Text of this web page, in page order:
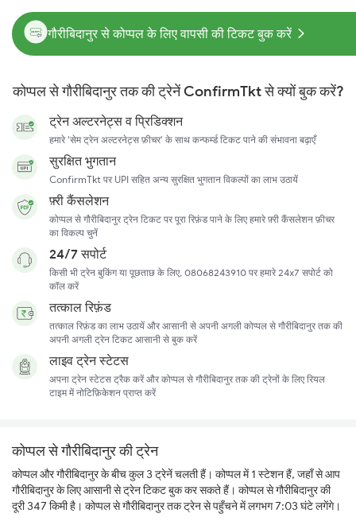
गौरीबिदानुर से कोप्पल के लिए वापसी की टिकट बुक करें
कोप्पल से गौरीबिदानुर तक की ट्रेनें ConfirmTkt से क्यों बुक करें?
ट्रेन अल्टरनेट्स व प्रिडिक्शन
हमारे 'सेम ट्रेन अल्टरनेट्स फ़ीचर' के साथ कन्फर्म्ड टिकट पाने की संभावना बढ़ाएँ
सुरक्षित भुगतान
ConfirmTkt पर UPI सहित अन्य सुरक्षित भुगतान विकल्पों का लाभ उठायें
फ़्री कैंसलेशन
कोप्पल से गौरीबिदानुर ट्रेन टिकट पर पूरा रिफ़ंड पाने के लिए हमारे फ़्री कैंसलेशन फ़ीचर
का विकल्प चुनें
24/7 सपोर्ट
किसी भी ट्रेन बुकिंग या पूछताछ के लिए, 08068243910 पर हमारे 24x7 सपोर्ट को
कॉल करें
तत्काल रिफ़ंड
तत्काल रिफ़ंड का लाभ उठायें और आसानी से अपनी अगली कोप्पल से गौरीबिदानुर तक की
अपनी अगली ट्रेन टिकट आसानी से बुक करें
लाइव ट्रेन स्टेटस
अपना ट्रेन स्टेटस ट्रैक करें और कोप्पल से गौरीबिदानुर तक की ट्रेनों के लिए रियल
टाइम में नोटिफ़िकेशन प्राप्त करें
कोप्पल से गौरीबिदानुर की ट्रेन
कोप्पल और गौरीबिदानुर के बीच कुल 3 ट्रेनें चलती हैं। कोप्पल में 1 स्टेशन हैं, जहाँ से आप
गौरीबिदानुर के लिए आसानी से ट्रेन टिकट बुक कर सकते हैं। कोप्पल से गौरीबिदानुर की
दूरी 347 किमी है। कोप्पल से गौरीबिदानुर तक ट्रेन से पहुँचने में लगभग 7:03 घंटे लगेंगे।